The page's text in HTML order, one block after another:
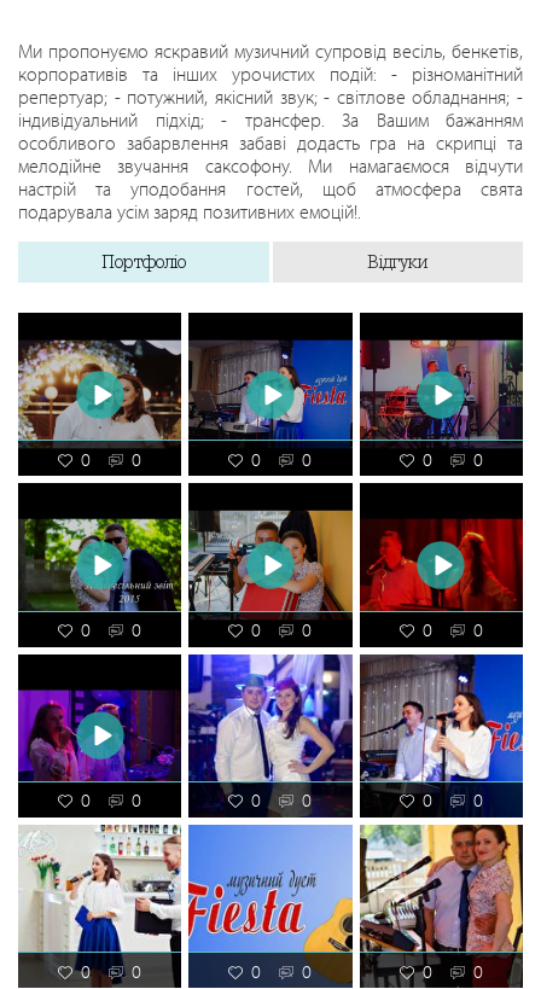
Ми пропонуємо яскравий музичний супровід весіль, бенкетів,
корпоративів та інших урочистих подій: - різноманітний
репертуар; - потужний, якісний звук; - світлове обладнання; -
індивідуальний підхід; - трансфер. За Вашим бажанням
особливого забарвлення забаві додасть гра на скрипці та
мелодійне звучання саксофону. Ми намагаємося відчути
настрій та уподобання гостей, щоб атмосфера свята
подарувала усім заряд позитивних емоцій!.
Портфоліо Відгуки
0 0 0 0 0 0
0 0 0 0 0 0
0 0 0 0 0 0
0 0 0 0 0 0